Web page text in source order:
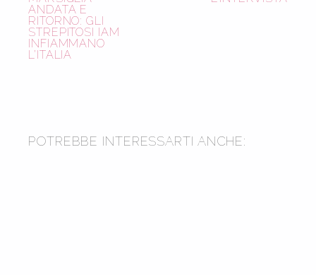
ANDATA E
RITORNO: GLI
STREPITOSI IAM
INFIAMMANO
L’ITALIA
POTREBBE INTERESSARTI ANCHE:
2005
2012